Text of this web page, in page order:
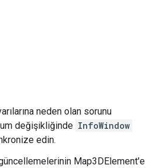
neden olan sorunu
değişikliğinde InfoWindow
edin.
Map3DElement'e